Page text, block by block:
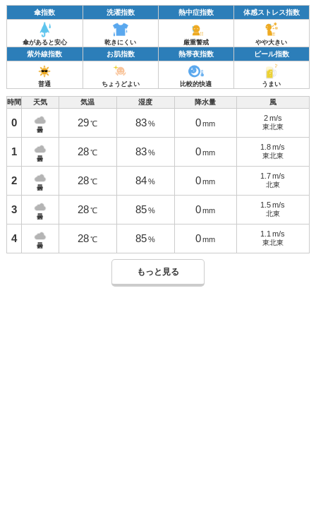
傘指数 洗濯指数 熱中症指数 体感ストレス指数
傘があると安心 乾きにくい 厳重警戒 やや大きい
紫外線指数 お肌指数 熱帯夜指数 ビール指数
普通 ちょうどよい 比較的快適 うまい
時間 天気 気温 湿度 降水量 風
0
曇
29 ℃ 83 % 0 mm
2m/s
東北東
1
曇
28 ℃ 83 % 0 mm
1.8 m/s
東北東
2
曇
28 ℃ 84 % 0 mm
1.7 m/s
北東
3
曇
28 ℃ 85 % 0 mm
1.5 m/s
北東
4
曇
28 ℃ 85 % 0 mm
1.1 m/s
東北東
もっと見る